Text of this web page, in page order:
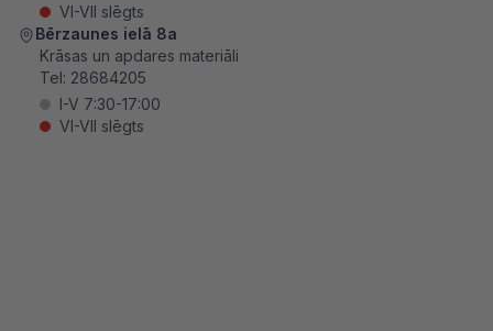
VI-VII slēgts
Bērzaunes ielā 8a
Krāsas un apdares materiāli
Tel: 28684205
I-V 7:30-17:00
VI-VII slēgts